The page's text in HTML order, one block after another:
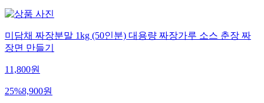
미담채 짜장분말 1kg (50인분) 대용량 짜장가루 소스 춘장 짜
장면 만들기
11,800원
25%8,900원